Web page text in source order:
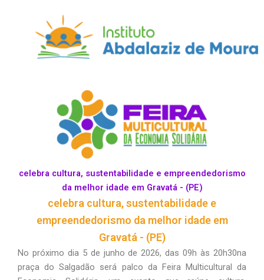
celebra cultura, sustentabilidade e empreendedorismo
da melhor idade em Gravatá - (PE)
celebra cultura, sustentabilidade e
empreendedorismo da melhor idade em
Gravatá - (PE)
No próximo dia 5 de junho de 2026, das 09h às 20h30na
praça do Salgadão será palco da Feira Multicultural da